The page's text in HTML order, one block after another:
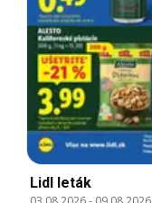
Lidl leták